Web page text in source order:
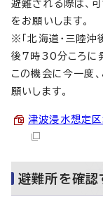
避難される際は、
をお願いします。
※「北海道・三陸
後7時30分ころに
この機会に今一度
願いします。
津波浸水想定
避難所を確認